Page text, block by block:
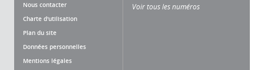
Nous contacter
Charte d'utilisation
Plan du site
Données personnelles
Mentions légales
Voir tous les numéros